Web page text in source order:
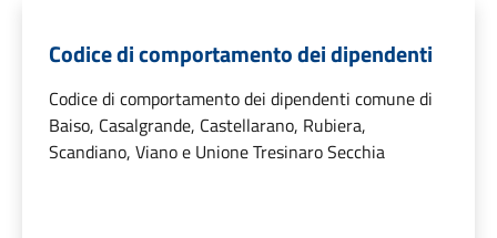
Codice di comportamento dei dipendenti
Codice di comportamento dei dipendenti comune di
Baiso, Casalgrande, Castellarano, Rubiera,
Scandiano, Viano e Unione Tresinaro Secchia